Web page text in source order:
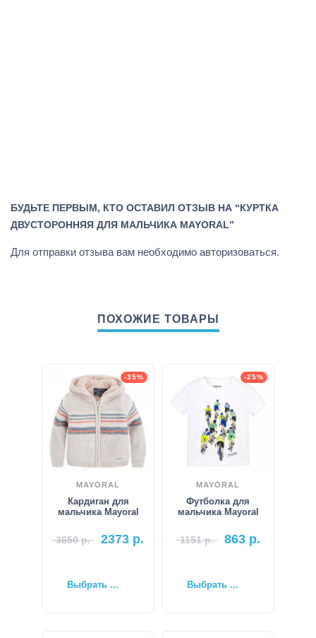
БУДЬТЕ ПЕРВЫМ, КТО ОСТАВИЛ ОТЗЫВ НА “КУРТКА
ДВУСТОРОННЯЯ ДЛЯ МАЛЬЧИКА MAYORAL”
Для отправки отзыва вам необходимо авторизоваться.
ПОХОЖИЕ ТОВАРЫ
-35%
MAYORAL
Кардиган для
мальчика Mayoral
3650р. 2373 р.
Выбрать ...
-25%
MAYORAL
Футболка для
мальчика Mayoral
1151р. 863р.
Выбрать ...